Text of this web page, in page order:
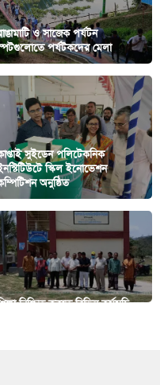
ও সাজেক পর্যটন
পর্যটকদের মেলা
সুইডেন পলিটেকনিক
স্কিল ইনোভেশন
অনুষ্ঠিত
নিশ্চিত করতে বিভিন্ন কর্মসূচি